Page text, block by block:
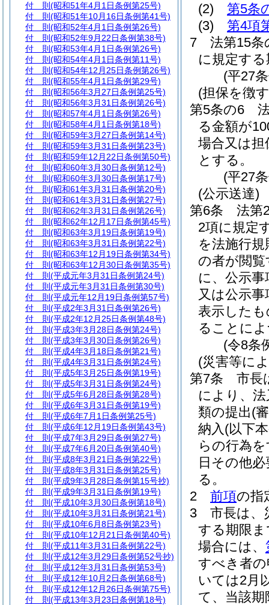
(2)
第5条
(3)
第4項
7
法第15条
に規定す
(平27
(担保を徴
第5条の6
る金額が
場合又は
とする。
(平27
(公示送達)
第6条
法第
2項に規定
を法施行
の者が閲
に、公示
又は公示
表示した
ることに
(令8条
(災害等に
第7条
市長
により、
類の提出(
納入(以下
らの行為
日その他
る。
2
前項の指
3
市長は、
する期限
場合には、
すべき者
いては2月
て、当該
付 則 (昭和51年4月1日条例第25号)
付 則 (昭和51年10月16日条例第41号)
付 則 (昭和52年4月1日条例第26号)
付 則 (昭和52年9月22日条例第38号)
付 則 (昭和53年4月1日条例第26号)
付 則 (昭和54年4月1日条例第11号)
付 則 (昭和54年12月25日条例第26号)
付 則 (昭和55年4月1日条例第29号)
付 則 (昭和56年3月27日条例第25号)
付 則 (昭和56年3月31日条例第26号)
付 則 (昭和57年4月1日条例第26号)
付 則 (昭和58年4月1日条例第18号)
付 則 (昭和59年3月27日条例第14号)
付 則 (昭和59年3月31日条例第23号)
付 則 (昭和59年12月22日条例第50号)
付 則 (昭和60年3月30日条例第12号)
付 則 (昭和60年3月30日条例第17号)
付 則 (昭和61年3月31日条例第20号)
付 則 (昭和61年3月31日条例第27号)
付 則 (昭和62年3月31日条例第26号)
付 則 (昭和62年12月17日条例第45号)
付 則 (昭和63年3月19日条例第19号)
付 則 (昭和63年3月31日条例第22号)
付 則 (昭和63年12月19日条例第34号)
付 則 (昭和63年12月30日条例第35号)
付 則 (平成元年3月31日条例第24号)
付 則 (平成元年3月31日条例第30号)
付 則 (平成元年12月19日条例第57号)
付 則 (平成2年3月31日条例第26号)
付 則 (平成2年12月25日条例第48号)
付 則 (平成3年3月28日条例第24号)
付 則 (平成3年3月30日条例第26号)
付 則 (平成4年3月18日条例第21号)
付 則 (平成4年3月31日条例第24号)
付 則 (平成5年3月25日条例第19号)
付 則 (平成5年3月31日条例第24号)
付 則 (平成5年6月28日条例第28号)
付 則 (平成6年3月31日条例第19号)
付 則 (平成6年7月1日条例第25号)
付 則 (平成6年12月19日条例第43号)
付 則 (平成7年3月29日条例第27号)
付 則 (平成7年6月20日条例第40号)
付 則 (平成8年3月21日条例第22号)
付 則 (平成8年3月31日条例第25号)
付 則 (平成9年3月28日条例第15号抄)
付 則 (平成9年3月31日条例第19号)
付 則 (平成10年3月30日条例第18号)
付 則 (平成10年3月31日条例第21号)
付 則 (平成10年6月8日条例第23号)
付 則 (平成10年12月21日条例第40号)
付 則 (平成11年3月31日条例第22号)
付 則 (平成12年3月29日条例第52号抄)
付 則 (平成12年3月31日条例第53号)
付 則 (平成12年10月2日条例第68号)
付 則 (平成12年12月26日条例第75号)
付 則 (平成13年3月23日条例第18号)